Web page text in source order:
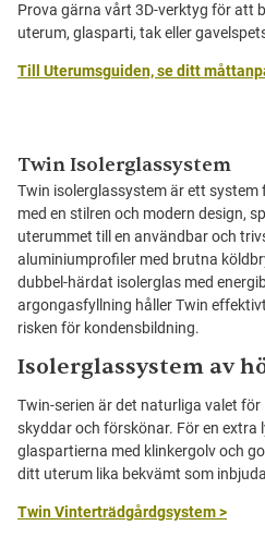
Prova gärna vårt 3D-verktyg för att
uterum, glasparti, tak eller
Till Uterumsguiden, se ditt
Twin Isolerglassystem
Twin isolerglassystem är ett
med en stilren och modern design,
uterummet till en användbar och
aluminiumprofiler med brutna
dubbel-härdat isolerglas med
argongasfyllning håller Twin
risken för kondensbildning.
Isolerglassystem av
Twin-serien är det naturliga valet
skyddar och förskönar. För en extra
glaspartierna med klinkergolv och
ditt uterum lika bekvämt som
Twin Vinterträdgårdgsystem >